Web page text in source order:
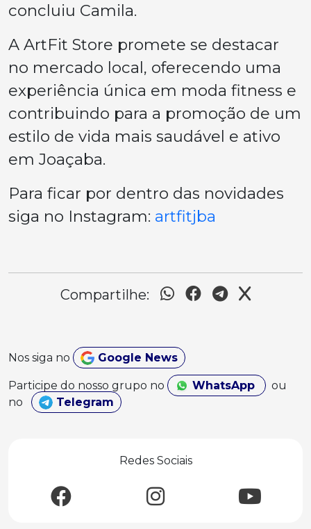
concluiu Camila.
A ArtFit Store promete se destacar
no mercado local, oferecendo uma
experiência única em moda fitness e
contribuindo para a promoção de um
estilo de vida mais saudável e ativo
em Joaçaba.
Para ficar por dentro das novidades
siga no Instagram: artfitjba
Compartilhe:
Nos siga no Google News
Participe do nosso grupo no WhatsApp
ou
no
Telegram
Redes Sociais